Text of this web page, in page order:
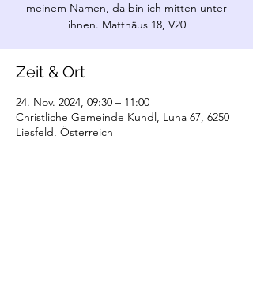
meinem Namen, da bin ich mitten unter
ihnen. Matthäus 18, V20
Zeit & Ort
24. Nov. 2024, 09:30 – 11:00
Christliche Gemeinde Kundl, Luna 67, 6250
Liesfeld, Österreich